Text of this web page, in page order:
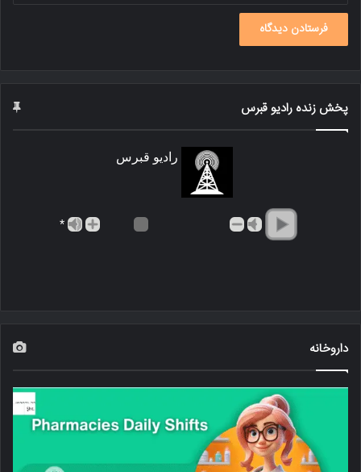
پخش زنده رادیو قبرس
رادیو قبرس
*
داروخانه